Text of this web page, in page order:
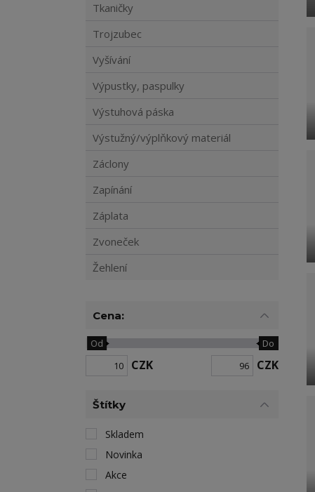
Tkaničky
Trojzubec
Vyšívání
Výpustky, paspulky
Výstuhová páska
Výstužný/výplňkový materiál
Záclony
Zapínání
Záplata
Zvoneček
Žehlení
Cena:
CZK
Od Do
CZK
Štítky
Skladem
Novinka
Akce